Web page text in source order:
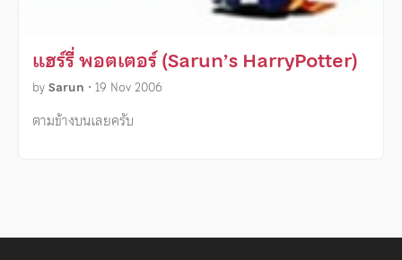
แฮร์รี่ พอตเตอร์ (Sarun’s HarryPotter)
bySarun • 19 Nov 2006
ตามข้างบนเลยครับ